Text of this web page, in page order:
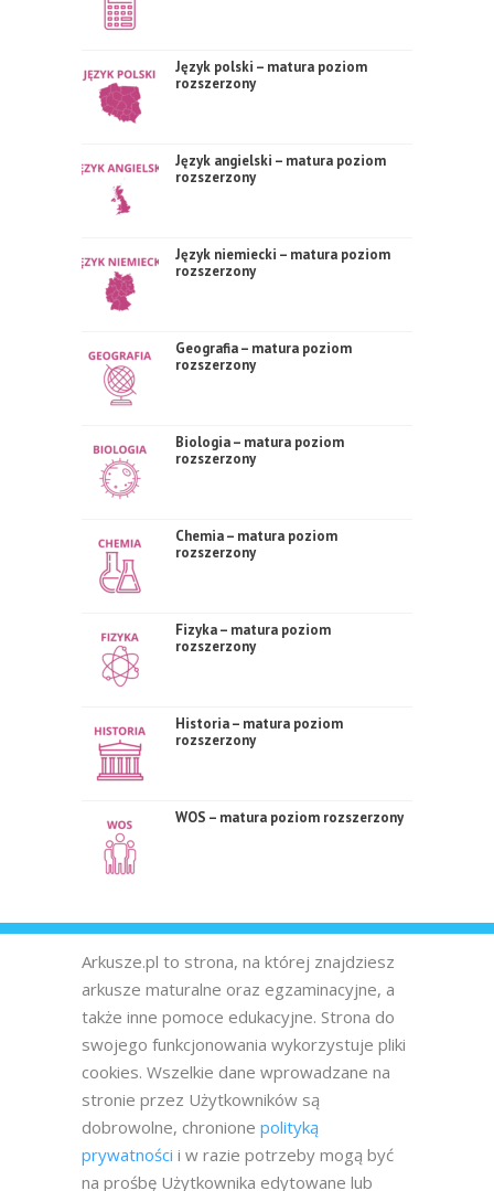
Język polski – matura poziom
rozszerzony
Język angielski – matura poziom
rozszerzony
Język niemiecki – matura poziom
rozszerzony
Geografia – matura poziom
rozszerzony
Biologia – matura poziom
rozszerzony
Chemia – matura poziom
rozszerzony
Fizyka – matura poziom
rozszerzony
Historia – matura poziom
rozszerzony
WOS – matura poziom rozszerzony
Arkusze.pl to strona, na której znajdziesz
arkusze maturalne oraz egzaminacyjne, a
także inne pomoce edukacyjne. Strona do
swojego funkcjonowania wykorzystuje pliki
cookies. Wszelkie dane wprowadzane na
stronie przez Użytkowników są
dobrowolne, chronione polityką
prywatności i w razie potrzeby mogą być
na prośbę Użytkownika edytowane lub